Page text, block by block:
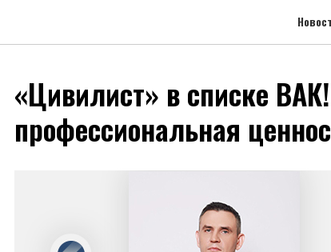
«Цивилист» в списке
профессиональная